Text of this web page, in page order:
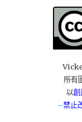
所有
以創
–禁止